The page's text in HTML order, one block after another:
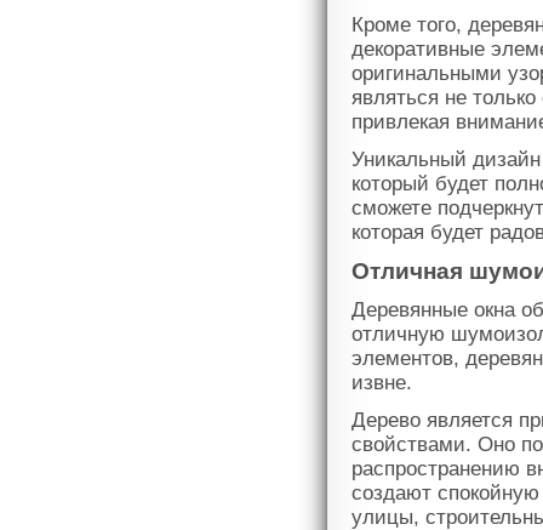
Кроме того,
декоративные
оригинальными
являться не
привлекая
Уникальный
который будет
сможете
которая будет
Отличная
Деревянные окна
отличную
элементов,
извне.
Дерево является
свойствами. Оно
распространению
создают
улицы,